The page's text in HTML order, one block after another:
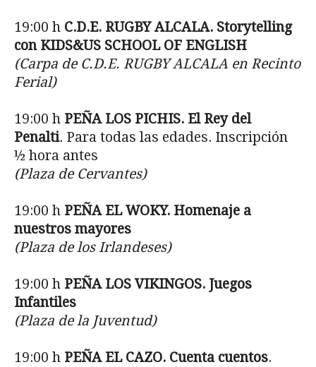
19:00 h C.D.E. RUGBY ALCALA. Storytelling
con KIDS&US SCHOOL OF ENGLISH
(Carpa de C.D.E. RUGBY ALCALA en Recinto
Ferial)
19:00 h PEÑA LOS PICHIS. El Rey del
Penalti. Para todas las edades. Inscripción
½ hora antes
(Plaza de Cervantes)
19:00 h PEÑA EL WOKY. Homenaje a
nuestros mayores
(Plaza de los Irlandeses)
19:00 h PEÑA LOS VIKINGOS. Juegos
Infantiles
(Plaza de la Juventud)
19:00 h PEÑA EL CAZO. Cuenta cuentos.